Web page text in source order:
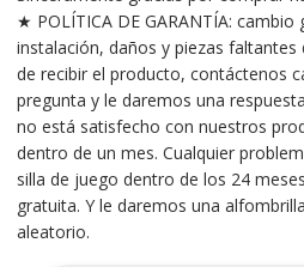
★ POLÍTICA DE GARANTÍA:
instalación, daños y piezas
de recibir el producto, contáctenos
pregunta y le daremos una
no está satisfecho con nuestros
dentro de un mes. Cualquier
silla de juego dentro de los 24
gratuita. Y le daremos una
aleatorio.